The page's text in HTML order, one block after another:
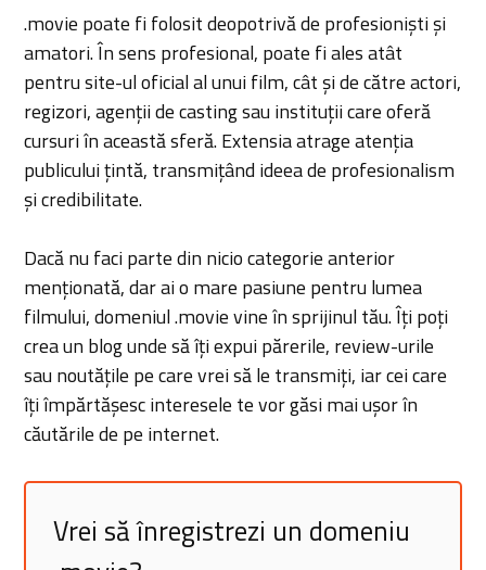
.movie poate fi folosit deopotrivă de profesioniști și
amatori. În sens profesional, poate fi ales atât
pentru site-ul oficial al unui film, cât și de către actori,
regizori, agenții de casting sau instituții care oferă
cursuri în această sferă. Extensia atrage atenția
publicului țintă, transmițând ideea de profesionalism
și credibilitate.
Dacă nu faci parte din nicio categorie anterior
menționată, dar ai o mare pasiune pentru lumea
filmului, domeniul .movie vine în sprijinul tău. Îți poți
crea un blog unde să îți expui părerile, review-urile
sau noutățile pe care vrei să le transmiți, iar cei care
îți împărtășesc interesele te vor găsi mai ușor în
căutările de pe internet.
Vrei să înregistrezi un domeniu